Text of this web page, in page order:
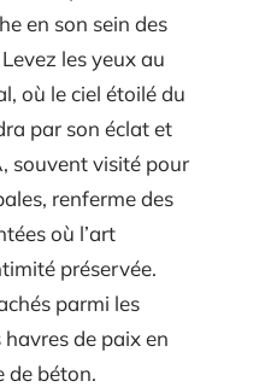
en son sein des
les yeux au
où le ciel étoilé du
par son éclat et
souvent visité pour
renferme des
où l’art
préservée.
parmi les
de paix en
de béton.